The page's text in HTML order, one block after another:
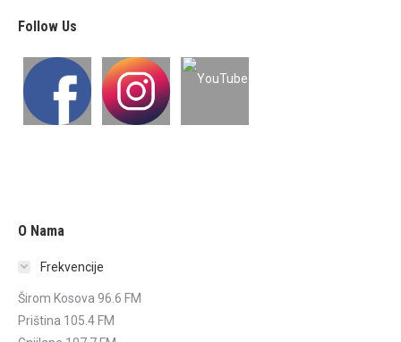
Follow Us
O Nama
Frekvencije
Širom Kosova 96.6 FM
Priština 105.4 FM